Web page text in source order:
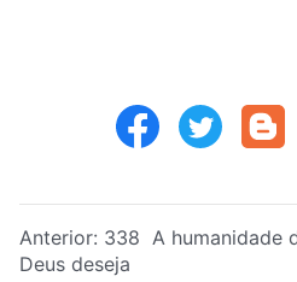
Anterior: 338 A humanidade
Deus deseja